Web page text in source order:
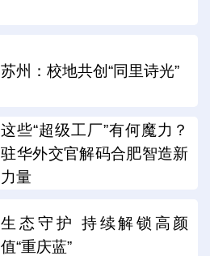
苏州：校地共创“同里诗光”
这些“超级工厂”有何魔力？
驻华外交官解码合肥智造新
力量
生态守护 持续解锁高颜
值“重庆蓝”